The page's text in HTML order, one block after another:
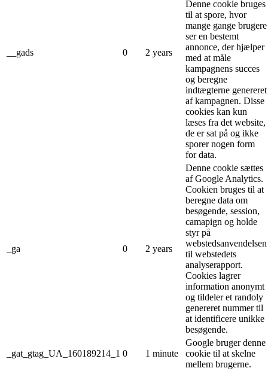
__gads 0 2 years
Denne cookie bruges
til at spore, hvor
mange gange brugere
ser en bestemt
annonce, der hjælper
med at måle
kampagnens succes
og beregne
indtægterne genereret
af kampagnen. Disse
cookies kan kun
læses fra det website,
de er sat på og ikke
sporer nogen form
for data.
_ga 0 2 years
Denne cookie sættes
af Google Analytics.
Cookien bruges til at
beregne data om
besøgende, session,
camapign og holde
styr på
webstedsanvendelsen
til webstedets
analyserapport.
Cookies lagrer
information anonymt
og tildeler et randoly
genereret nummer til
at identificere unikke
besøgende.
_gat_gtag_UA_160189214_1 0 1 minute
Google bruger denne
cookie til at skelne
mellem brugerne.